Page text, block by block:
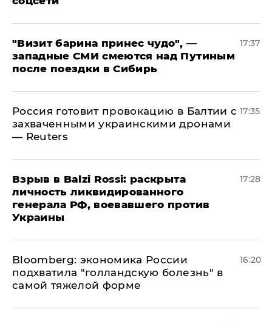
"Визит барина принес чудо", —
западные СМИ смеются над Путиным
после поездки в Сибирь
17:37
​Россия готовит провокацию в Балтии с
захваченными украинскими дронами
— Reuters
17:35
​Взрыв в Balzi Rossi: раскрыта
личность ликвидированного
генерала РФ, воевавшего против
Украины
17:28
Bloomberg: экономика России
подхватила "голландскую болезнь" в
самой тяжелой форме
16:20